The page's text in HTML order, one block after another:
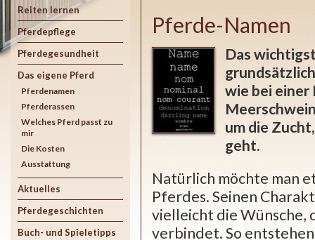
Reiten lernen
Pferdepflege
Pferdegesundheit
Das eigene Pferd
Pferdenamen
Pferderassen
Welches Pferd passt zu
mir
Die Kosten
Ausstattung
Aktuelles
Pferdegeschichten
Buch- und Spieletipps
Pferde-Namen
Das
wie bei einer
um die
geht.
Natürlich möchte man
Pferdes. Seinen
vielleicht die Wünsche,
verbindet. So